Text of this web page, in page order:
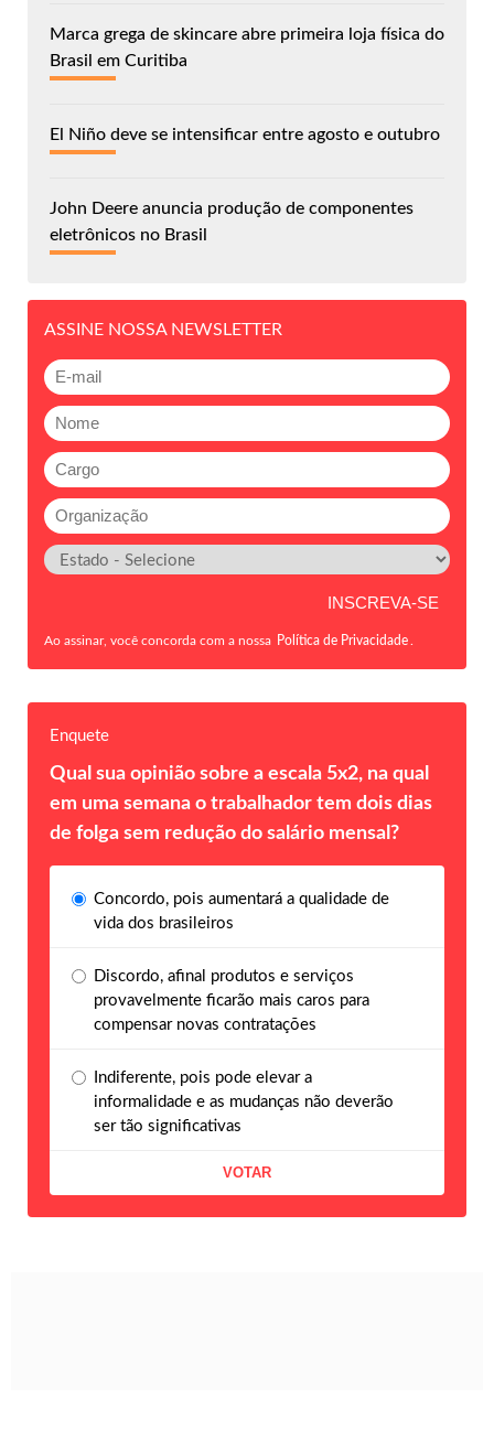
Marca grega de skincare abre primeira loja física do
Brasil em Curitiba
El Niño deve se intensificar entre agosto e outubro
John Deere anuncia produção de componentes
eletrônicos no Brasil
ASSINE NOSSA NEWSLETTER
Ao assinar, você concorda com a nossa Política de Privacidade
Enquete
Qual sua opinião sobre a escala 5x2, na qual
em uma semana o trabalhador tem dois dias
de folga sem redução do salário mensal?
Concordo, pois aumentará a qualidade de
vida dos brasileiros
Discordo, afinal produtos e serviços
provavelmente ficarão mais caros para
compensar novas contratações
Indiferente, pois pode elevar a
informalidade e as mudanças não deverão
ser tão significativas